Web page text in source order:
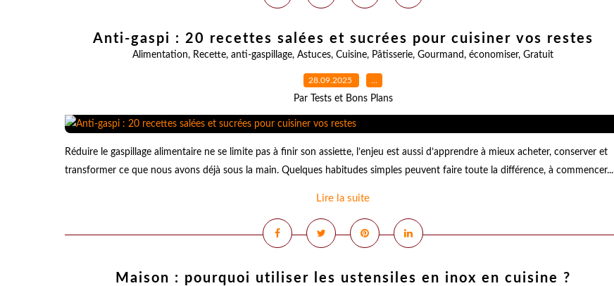
Anti-gaspi : 20 recettes salées et sucrées pour cuisiner vos restes
Alimentation, Recette, anti-gaspillage, Astuces, Cuisine, Pâtisserie, Gourmand, économiser, Gratuit
28.09.2025 …
Par Tests et Bons Plans
Réduire le gaspillage alimentaire ne se limite pas à finir son assiette, l’enjeu est aussi d’apprendre à mieux acheter, conserver et
transformer ce que nous avons déjà sous la main. Quelques habitudes simples peuvent faire toute la différence, à commencer...
Lire la suite
Maison : pourquoi utiliser les ustensiles en inox en cuisine ?